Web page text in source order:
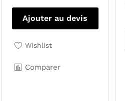
Ajouter au devis
Wishlist
Comparer